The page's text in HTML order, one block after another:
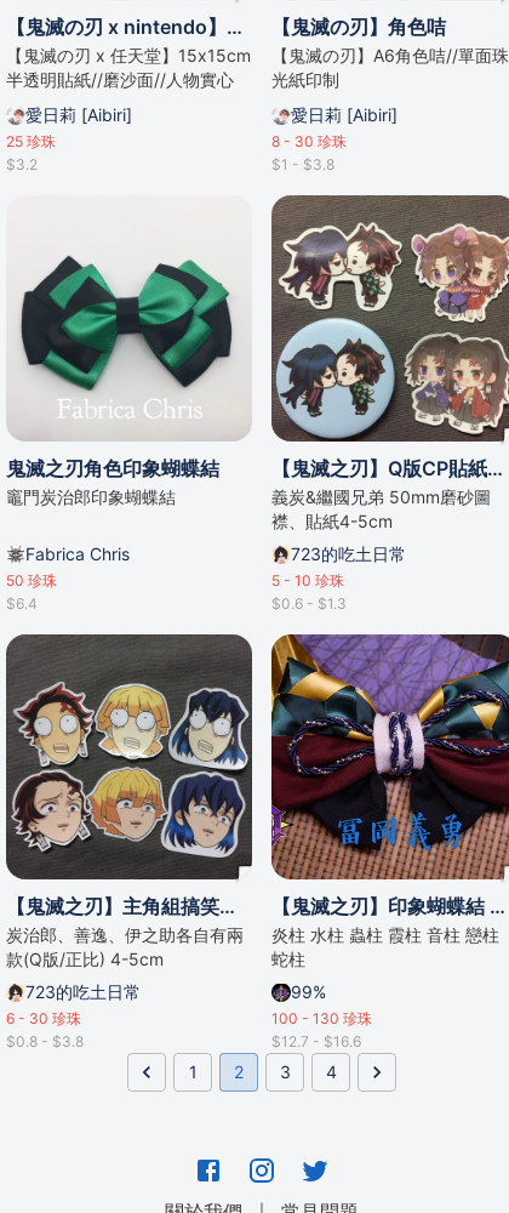
【鬼滅の刃 x nintendo】半透明貼紙 (15x15cm)
【鬼滅の刃 x 任天堂】15x15cm
半透明貼紙//磨沙面//人物實心
+背景半透明+邊緣透明//
愛日莉 [Aibiri]
25 珍珠
$3.2
【鬼滅の刃】角色咭
【鬼滅の刃】A6角色咭//單面珠
光紙印制
愛日莉 [Aibiri]
8 - 30 珍珠
$1 - $3.8
鬼滅之刃角色印象蝴蝶結
竈門炭治郎印象蝴蝶結
Fabrica Chris
50 珍珠
$6.4
【鬼滅之刃】Q版CP貼紙襟章
義炭&繼國兄弟 50mm磨砂圖
襟、貼紙4-5cm
723的吃土日常
5 - 10 珍珠
$0.6 - $1.3
【鬼滅之刃】主角組搞笑貼紙
炭治郎、善逸、伊之助各自有兩
款(Q版/正比) 4-5cm
723的吃土日常
6 - 30 珍珠
$0.8 - $3.8
【鬼滅之刃】印象蝴蝶結 柱系列
炎柱 水柱 蟲柱 霞柱 音柱 戀柱
蛇柱
99%
100 - 130 珍珠
$12.7 - $16.6
1 2 3 4
｜